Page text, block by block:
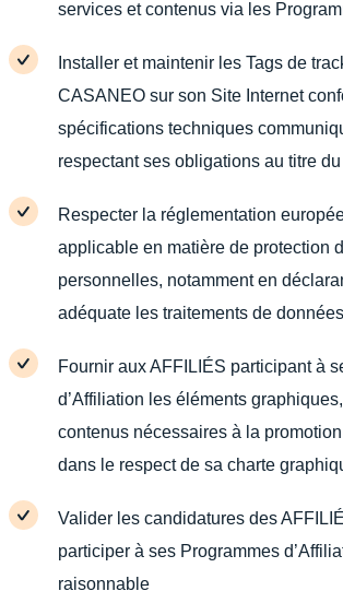
services et contenus via les
Installer et maintenir les Tags de
CASANEO sur son Site Internet
spécifications techniques
respectant ses obligations au titre
Respecter la réglementation
applicable en matière de protection
personnelles, notamment en
adéquate les traitements de
Fournir aux AFFILIÉS participant à
d’Affiliation les éléments
contenus nécessaires à la
dans le respect de sa charte
Valider les candidatures des
participer à ses Programmes
raisonnable